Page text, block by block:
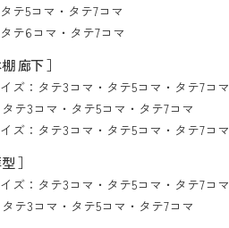
タテ5コマ ・ タテ7コマ
タテ6コマ ・ タテ7コマ
廊下 ］
ズ： タテ3コマ ・ タテ5コマ ・ タテ7コマ
タテ3コマ ・ タテ5コマ ・ タテ7コマ
ズ： タテ3コマ ・ タテ5コマ ・ タテ7コマ
］
ズ： タテ3コマ ・ タテ5コマ ・ タテ7コマ
タテ3コマ ・ タテ5コマ ・ タテ7コマ